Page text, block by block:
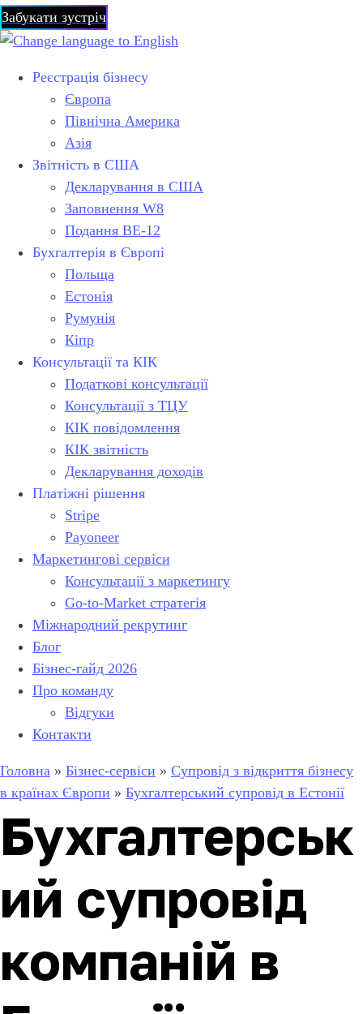
Забукати зустріч
Реєстрація бізнесу
Європа
Північна Америка
Азія
Звітність в США
Декларування в США
Заповнення W8
Подання BE-12
Бухгалтерія в Європі
Польща
Естонія
Румунія
Кіпр
Консультації та КІК
Податкові консультації
Консультації з ТЦУ
КІК повідомлення
КІК звітність
Декларування доходів
Платіжні рішення
Stripe
Payoneer
Маркетингові сервіси
Консультації з маркетингу
Go-to-Market стратегія
Міжнародний рекрутинг
Блог
Бізнес-гайд 2026
Про команду
Відгуки
Контакти
Головна » Бізнес-сервіси » Супровід з відкриття бізнесу
в країнах Європи » Бухгалтерський супровід в Естонії
Бухгалтерськ
ий супровід
компаній в